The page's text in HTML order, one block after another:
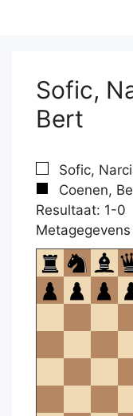
Sofic,
Bert
Sofic,
Coenen,
Resultaat: 1-0
Metagegevens